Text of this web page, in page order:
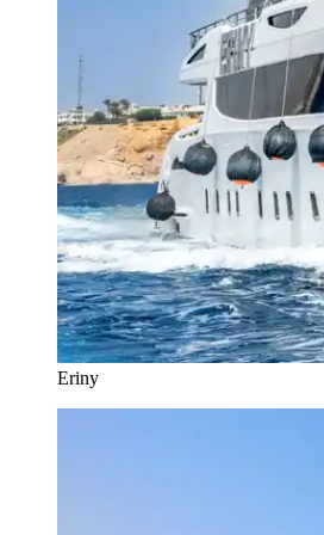
Eriny